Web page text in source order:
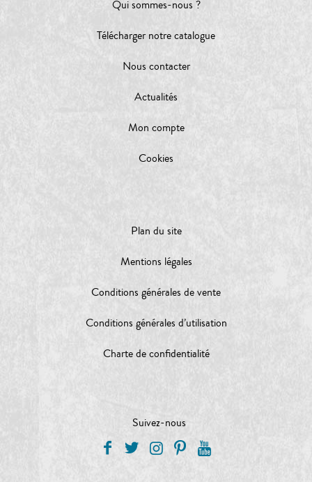
Qui sommes-nous ?
Télécharger notre catalogue
Nous contacter
Actualités
Mon compte
Cookies
Plan du site
Mentions légales
Conditions générales de vente
Conditions générales d’utilisation
Charte de confidentialité
Suivez-nous